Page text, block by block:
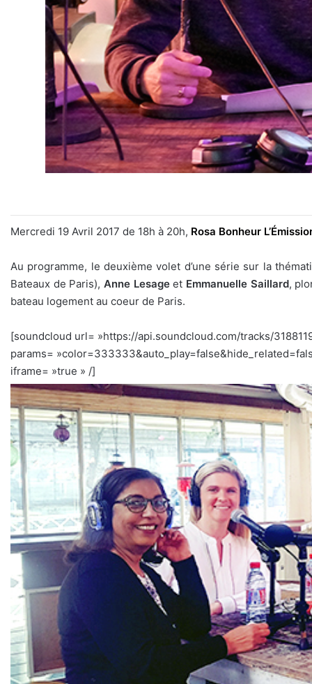
Mercredi 19 Avril 2017 de 18h à 20h, Rosa Bonheur
Au programme, le deuxième volet d’une série sur la
Bateaux de Paris), Anne Lesageet Emmanuelle Saillard,
bateau logement au coeur de Paris.
[soundcloud url= »https://api.soundcloud.com/tracks/
params=
iframe= »true » /]